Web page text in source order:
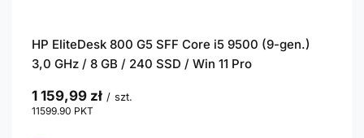
HP EliteDesk 800 G5 SFF Core i5 9500 (9-gen.)
3,0 GHz / 8 GB / 240 SSD / Win 11 Pro
1 159,99 zł / szt.
11599.90 PKT